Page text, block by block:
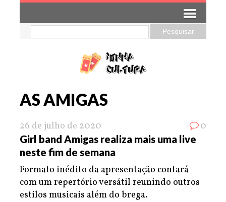
AS AMIGAS
26 de julho de 2020 0
Girl band Amigas realiza mais uma live
neste fim de semana
Formato inédito da apresentação contará
com um repertório versátil reunindo outros
estilos musicais além do brega.